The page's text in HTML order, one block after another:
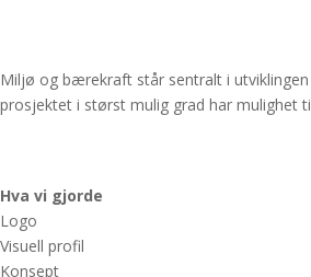
Miljø og bærekraft står sentralt i
prosjektet i størst mulig grad har mulighet
Hva vi gjorde
Logo
Visuell profil
Konsept